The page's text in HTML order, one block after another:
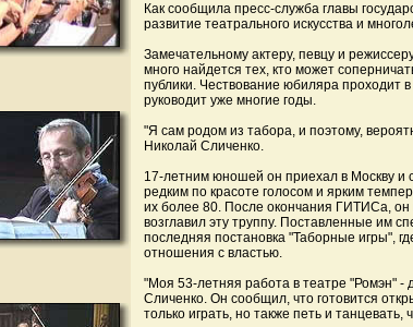
Как сообщила пресс-служба главы
развитие театрального искусства и
Замечательному актеру, певцу и
много найдется тех, кто может
публики. Чествование юбиляра проходит
руководит уже многие годы.
"Я сам родом из табора, и поэтому,
Николай Сличенко.
17-летним юношей он приехал в Москву и
редким по красоте голосом и ярким
их более 80. После окончания ГИТИСа,
возглавил эту труппу. Поставленные им
последняя постановка "Таборные игры",
отношения с властью.
"Моя 53-летняя работа в театре "Ромэн" -
Сличенко. Он сообщил, что готовится
только играть, но также петь и